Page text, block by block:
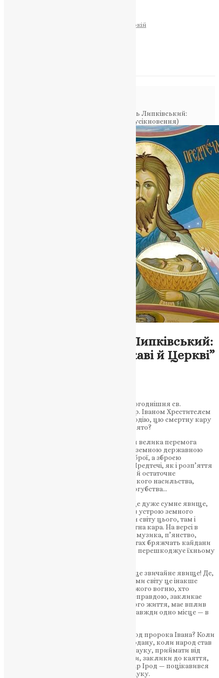
Записки за здоров’я та за упокій
Митрополит Василь Липківський:
“Смертна кара в державі й Церкві” (на усікновення)
Митрополит Василь Липківський:
“Смертна кара в державі й Церкві”
Про дуже сумну подію оповідає нам сьогоднішня св.
Євангелія — про смертну кару над прор. Іваном Хрестителем
від царя Ірода. На щож ми цю сумну подію, цю смертну кару
святкуємо, як велике християнське свято?
Тому, що ця смертна кара є в дійсности велика перемога
благодатного Царства Христового над земною державною
владою, перемога не силою фізичної зброї, а зброєю
моральної сили… Кара на горло Івана Предтечі, як і розп’яття
Христа Спасителя — це є безповоротне й остаточне
засудження всякої кари на смерть, всякого насильства,
всякого «законного» державного душогубства…
В’язниця, катування, смертна кара!… Це дуже сумне явище,
але яке воно звичайне, яке неодмінне в устрою земного
державного життя! Де царі, де владики світу цього, там і
тюрми, там і муки, кайдани, там і смертна кара. На версі в
царських та панських покоях гремить музика, п’янство,
забави, а під низом в підземних казематах бряжчать кайдани
на тих, хто трівожить совість цих панів, перешкоджує їхньому
Цар вкинув до в’язниці пророка… Яке це звичайне явище! Де,
під якими царями, під якими владиками світу це інакше
буває? Хто найбільше почуває в собі Божого вогню, хто
найменше мириться з насильством, неправдою, закликає
всіх до волі, до виправлення, до кращого життя, має вплив
на людність, — тому в земних владик завжди одно місце — в
За що вкинув до свого каземату цар Ірод пророка Івана? Коли
залунав голос Івана в пустині коло Йордану, коли народ став
лавами валити до Івана слухати його науку, приймати від
нього часто суворі, але правдиві докори, заклики до каяття,
то, звичайно, і власник цієї країни — цар Ірод — поцікавився
піти до пророка вислухати від нього науку.